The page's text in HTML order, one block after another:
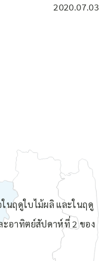
2020.07.03
นฤดูใบไม้ผลิ และในฤดู
ะอาทิตย์สัปดาห์ที่ 2 ของ